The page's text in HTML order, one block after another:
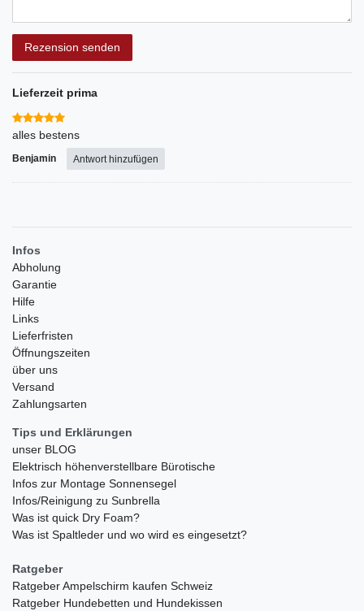
Rezension senden
Lieferzeit prima
alles bestens
Benjamin Antwort hinzufügen
Infos
Abholung
Garantie
Hilfe
Links
Lieferfristen
Öffnungszeiten
über uns
Versand
Zahlungsarten
Tips und Erklärungen
unser BLOG
Elektrisch höhenverstellbare Bürotische
Infos zur Montage Sonnensegel
Infos/Reinigung zu Sunbrella
Was ist quick Dry Foam?
Was ist Spaltleder und wo wird es eingesetzt?
Ratgeber
Ratgeber Ampelschirm kaufen Schweiz
Ratgeber Hundebetten und Hundekissen